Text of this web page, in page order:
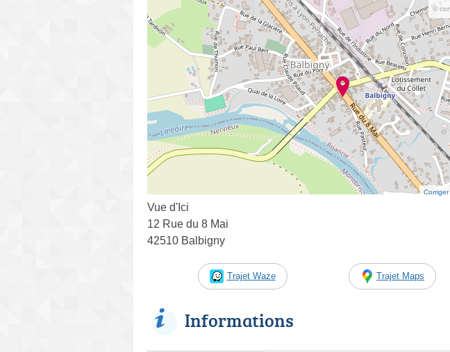
©
Vue d'Ici
12 Rue du 8 Mai
42510 Balbigny
Trajet Waze Trajet Maps
Informations